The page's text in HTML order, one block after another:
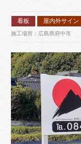
看板 屋内外サイン
施工場所：広島県府中市